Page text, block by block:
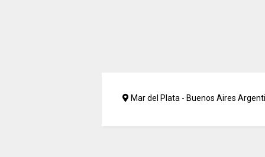
Mar del Plata - Buenos Aires